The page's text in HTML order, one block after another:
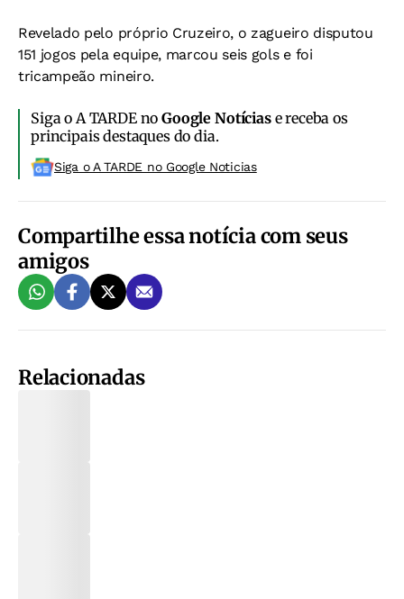
Revelado pelo próprio Cruzeiro, o zagueiro disputou
151 jogos pela equipe, marcou seis gols e foi
tricampeão mineiro.
Siga o A TARDE noGoogle Notíciase receba os
principais destaques do dia.
Siga o A TARDE no Google Noticias
Compartilhe essa notícia com seus
amigos
Relacionadas